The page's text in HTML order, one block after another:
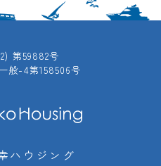
第59882号
般-4第158506号
ハウジング